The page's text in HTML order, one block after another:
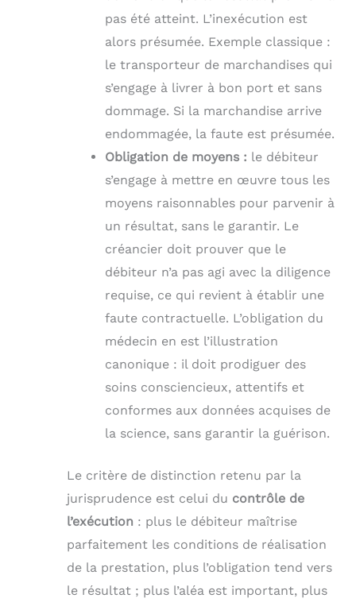
pas été atteint. L’inexécution est
alors présumée. Exemple classique :
le transporteur de marchandises qui
s’engage à livrer à bon port et sans
dommage. Si la marchandise arrive
endommagée, la faute est présumée.
Obligation de moyens : le débiteur
s’engage à mettre en œuvre tous les
moyens raisonnables pour parvenir à
un résultat, sans le garantir. Le
créancier doit prouver que le
débiteur n’a pas agi avec la diligence
requise, ce qui revient à établir une
faute contractuelle. L’obligation du
médecin en est l’illustration
canonique : il doit prodiguer des
soins consciencieux, attentifs et
conformes aux données acquises de
la science, sans garantir la guérison.
Le critère de distinction retenu par la
jurisprudence est celui du contrôle de
l’exécution : plus le débiteur maîtrise
parfaitement les conditions de réalisation
de la prestation, plus l’obligation tend vers
le résultat ; plus l’aléa est important, plus